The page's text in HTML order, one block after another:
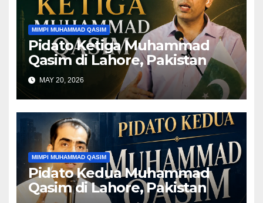
MIMPI MUHAMMAD QASIM
Pidato Ketiga Muhammad
Qasim di Lahore, Pakistan
MAY 20, 2026
MIMPI MUHAMMAD QASIM
Pidato Kedua Muhammad
Qasim di Lahore, Pakistan